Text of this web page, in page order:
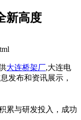
新高度​
大连桥架厂,大连电
发布和资讯展示，
累与研发投入，成功